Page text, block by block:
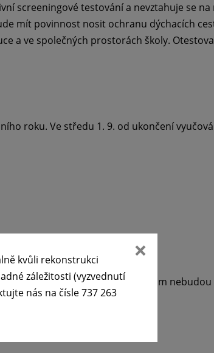
screeningové testování a nevztahuje se na
mít povinnost nosit ochranu dýchacích
a ve společných prostorách školy.
roku. Ve středu 1. 9. od ukončení
září.
složenky (asi 10 žáků), obědy jim nebudou
kvůli rekonstrukci
záležitosti (vyzvednutí
nás na čísle 737 263